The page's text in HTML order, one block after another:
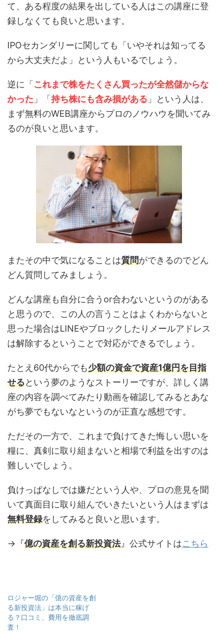
て、ある程度の結果を出している人はこの講座に登
録しなくても良いと思います。
IPOセカンダリーに関しても「いやそれは知ってる
から大丈夫だよ」という人もいるでしょう。
逆に「 これまで株をたくさん買ったが全然儲からな
かった 」「 持ち株にも含み損がある 」という人は、
まず無料のWEB講座からプロのノウハウを聞いてみ
るのが良いと思います。
またその中で気になることは質問ができるのでどん
どん質問してみましょう。
どんな講座も自分に合うor合わないというのがある
と思うので、この人の言うことはよくわからないと
思った場合はLINEやブロックしたりメールアドレス
は解除するということで対応ができるでしょう。
たとえ60代からでも少額の資金で資産1億円を目指
せるという夢のようなストーリーですが、詳しく講
座の内容を調べてみたり動画を確認してみるとあな
がち夢でもないなというのが正直な感想です。
ただその一方で、これまで負けてきた悔しい思いを
糧に、真剣に取り組まないと相場で利益を出すのは
難しいでしょう。
負けっぱなしでは嫌だという人や、プロの意見を聞
いて真面目に取り組んでいきたいという人はまずは
無料登録をしてみると良いと思います。
→『億の資産を創る新投資法』公式サイトはこちら
ロジャー堀の「億の資産を創
る新投資法」は本当に稼げ
る？口コミ、費用を徹底調
査！